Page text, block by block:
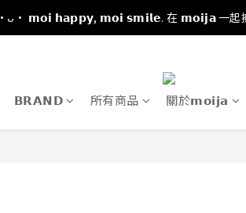
·ᴗ· 𝗺𝗼𝗶 𝗵𝗮𝗽𝗽𝘆, 𝗺𝗼𝗶 𝘀𝗺𝗶𝗹𝗲. 在 𝗺𝗼𝗶𝗷𝗮 一起
𝗕𝗥𝗔𝗡𝗗 所有商品 關於𝗺𝗼𝗶𝗷𝗮